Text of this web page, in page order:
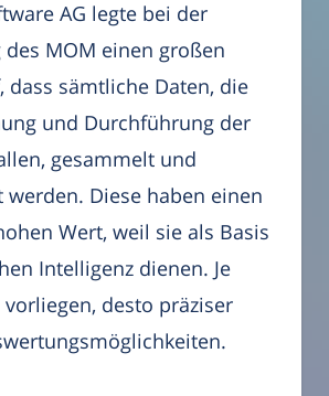
AG legte bei der
des MOM einen großen
dass sämtliche Daten, die
und Durchführung der
gesammelt und
werden. Diese haben einen
Wert, weil sie als Basis
Intelligenz dienen. Je
desto präziser